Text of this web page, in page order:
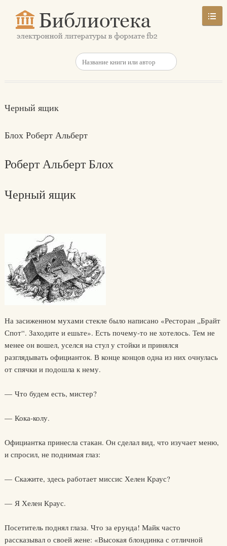
Черный ящик
Блох Роберт Альберт
Роберт Альберт Блох
Черный ящик
На засиженном мухами стекле было написано «Ресторан „Брайт
Спот“. Заходите и ешьте». Есть почему-то не хотелось. Тем не
менее он вошел, уселся на стул у стойки и принялся
разглядывать официанток. В конце концов одна из них очнулась
от спячки и подошла к нему.
— Что будем есть, мистер?
— Кока-колу.
Официантка принесла стакан. Он сделал вид, что изучает меню,
и спросил, не поднимая глаз:
— Скажите, здесь работает миссис Хелен Краус?
— Я Хелен Краус.
Посетитель поднял глаза. Что за ерунда! Майк часто
рассказывал о своей жене: «Высокая блондинка с отличной